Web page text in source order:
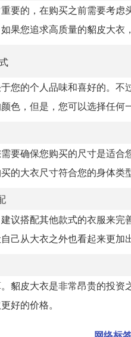
要的，在购买之前需要考
果您追求高质量的貂皮大衣
您的个人品味和喜好的。
色，但是，您可以选择任何
要确保您购买的尺寸是适合
的大衣尺寸符合您的身体类
议搭配其他款式的衣服来
己从大衣之外也看起来更加
貂皮大衣是非常昂贵的投
好的价格。